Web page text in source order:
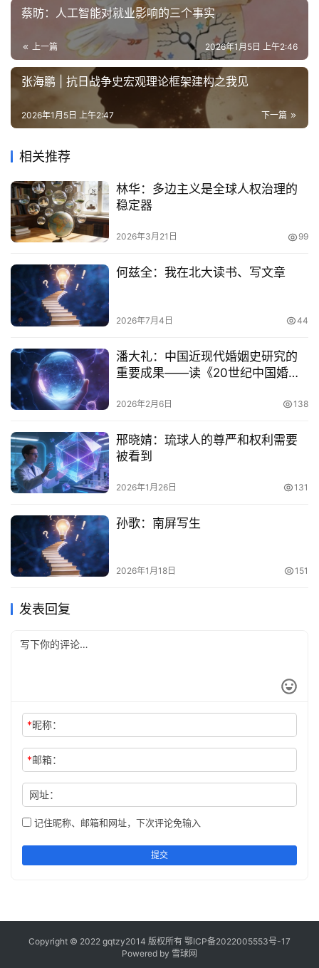
蔡昉：人工智能对就业影响的三个事实
上一篇 2026年1月5日 上午2:46
张海鹏 | 抗日战争史宏观理论框架建构之我见
下一篇
2026年1月5日 上午2:47
相关推荐
林华：多边主义是全球人权治理的
稳定器
2026年3月21日 99
何兹全：我在北大读书、写文章
2026年7月4日 44
潘大礼：中国近现代婚姻史研究的
重要成果——读《20世纪中国婚姻
2026年2月6日 138
邢晓婧：琉球人的尊严和权利需要
被看到
2026年1月26日 131
孙歌：南屏写生
2026年1月18日 151
发表回复
*昵称：
*邮箱：
网址：
记住昵称、邮箱和网址，下次评论免输入
提交
Copyright © 2022 gqtzy2014 版权所有 鄂ICP备2022005553号-17
Powered by 雪球网